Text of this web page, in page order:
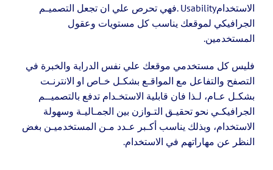
الاستخدامUsability .فهي تحرص علي ان تجعل التصميـم
الجرافيكي لموقعك يناسب كل مستويات وعقول
المستخدمين.
فليس كل مستخدمي موقعك علي نفس الدراية والخبرة في
التصفح والتفاعل مع المواقـع بشكـل خـاص او الانترنـت
بشكـل عـام، لـذا فان قابلية الاستخـدام تدفع بالتصميــم
الجرافيكـي نحو تحقيـق التـوازن بين الجمـاليـة وسهولة
الاستخدام، وبذلك يناسب أكـبر عـدد مـن المستخدميـن بغض
النظر عن مهاراتهم في الاستخدام.